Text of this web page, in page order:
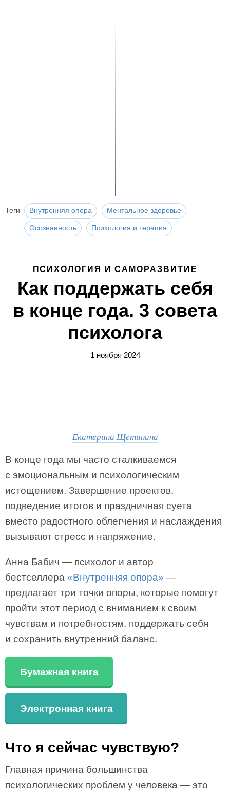
Теги Внутренняя опора Ментальное здоровье
Осознанность Психология и терапия
ПСИХОЛОГИЯ И САМОРАЗВИТИЕ
Как поддержать себя
в конце года. 3 совета
психолога
1 ноября 2024
Екатерина Щетинина
В конце года мы часто сталкиваемся
с эмоциональным и психологическим
истощением. Завершение проектов,
подведение итогов и праздничная суета
вместо радостного облегчения и наслаждения
вызывают стресс и напряжение.
Анна Бабич — психолог и автор
бестселлера «Внутренняя опора» —
предлагает три точки опоры, которые помогут
пройти этот период с вниманием к своим
чувствам и потребностям, поддержать себя
и сохранить внутренний баланс.
Бумажная книга
Электронная книга
Что я сейчас чувствую?
Главная причина большинства
психологических проблем у человека — это